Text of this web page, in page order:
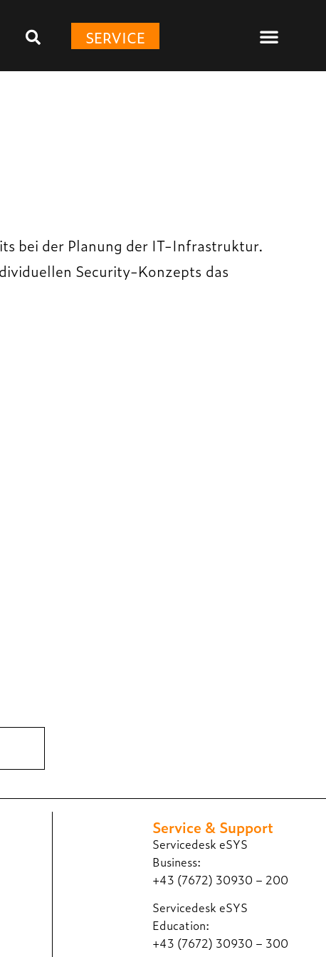
SERVICE
bei der Planung der IT-Infrastruktur.
Security-Konzepts das
Service & Support
Servicedesk eSYS
Business:
+43 (7672) 30930 – 200
Servicedesk eSYS
Education:
+43 (7672) 30930 – 300